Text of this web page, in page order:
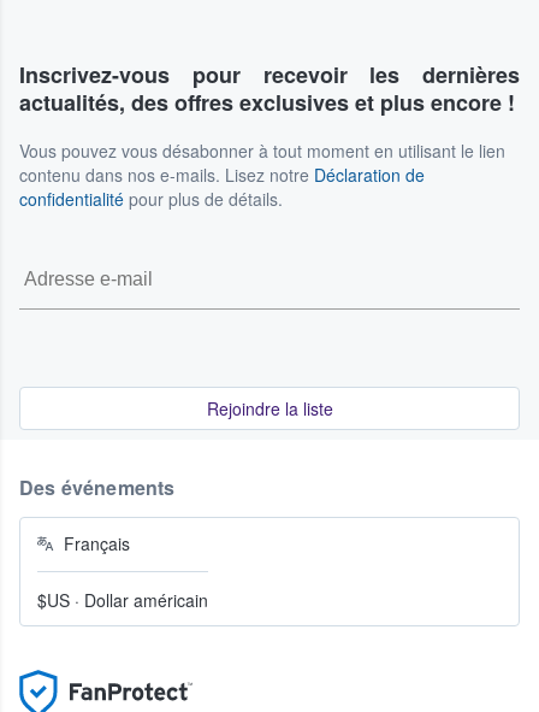
Inscrivez-vous pour recevoir les dernières
actualités, des offres exclusives et plus encore !
Vous pouvez vous désabonner à tout moment en utilisant le lien
contenu dans nos e-mails. Lisez notre Déclaration de
confidentialité pour plus de détails.
Rejoindre la liste
Des événements
Français
$US · Dollar américain